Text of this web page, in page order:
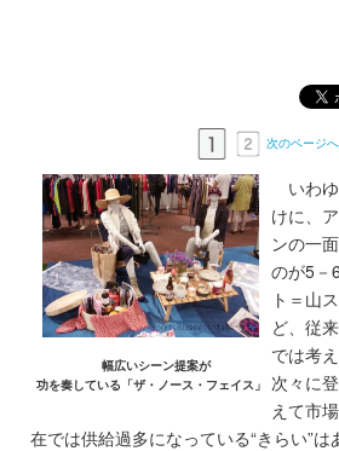
次のページ
幅広いシーン提案が
功を奏している「ザ・ノース・フェイス」
いわ
けに、
ンの一
のが5－
ト＝山
ど、従
では考
次々に
えて市
在では供給過多になっている“きらい”